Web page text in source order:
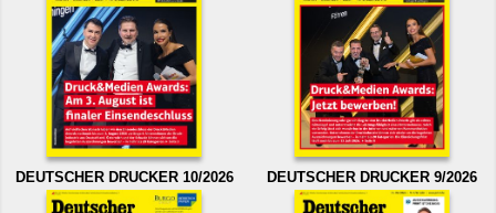
DEUTSCHER DRUCKER 10/2026 DEUTSCHER DRUCKER 9/2026